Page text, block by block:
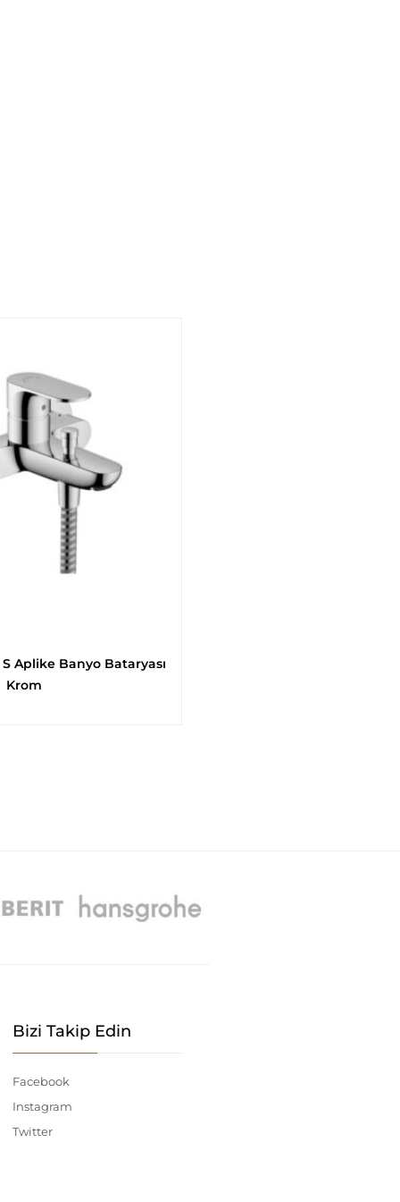
Aplike Banyo Bataryası
Krom
Bizi Takip Edin
Facebook
Instagram
Twitter